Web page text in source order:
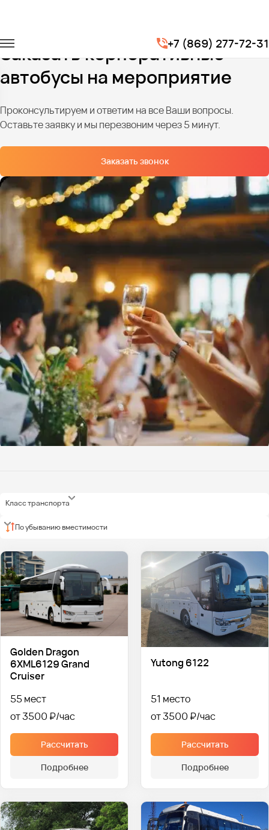
+7 (869) 277-72-31
Заказать корпоративные
автобусы на мероприятие
Проконсультируем и ответим на все Ваши вопросы.
Оставьте заявку и мы перезвоним через 5 минут.
Заказать звонок
Класс транспорта
По убыванию вместимости
Golden Dragon
6XML6129 Grand
Cruiser
55 мест
от 3500 ₽
Рассчитать
Подробнее
Yutong 6122
51 место
от 3500 ₽
Рассчитать
Подробнее